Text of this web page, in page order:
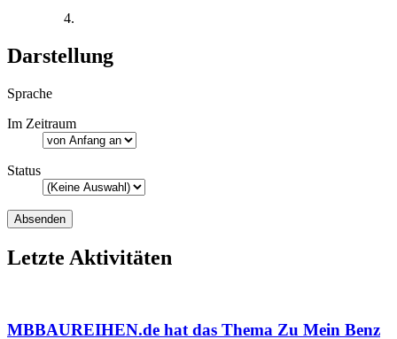
Darstellung
Sprache
Im Zeitraum
Status
Letzte Aktivitäten
MBBAUREIHEN.de hat das Thema Zu Mein Benz